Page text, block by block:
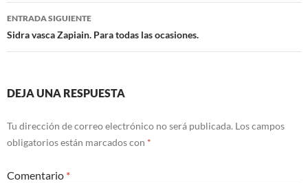
entradas
ENTRADA SIGUIENTE
Sidra vasca Zapiain. Para todas las ocasiones.
DEJA UNA RESPUESTA
Tu dirección de correo electrónico no será publicada. Los campos
obligatorios están marcados con *
Comentario *